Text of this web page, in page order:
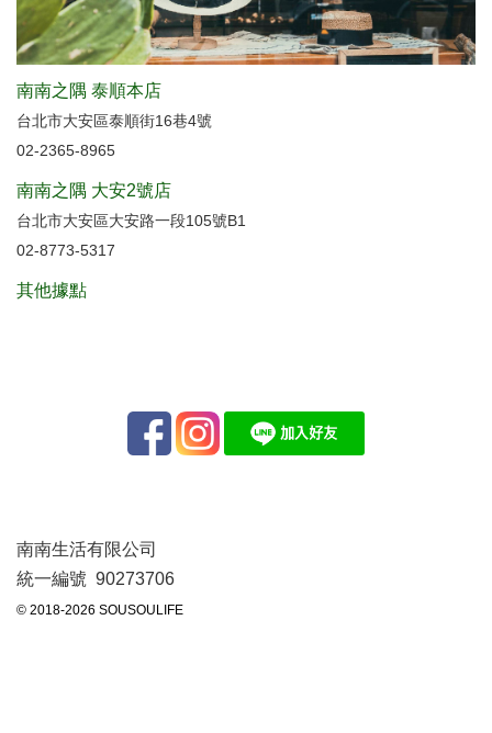
南南之隅 泰順本店
台北市大安區泰順街16巷4號
02-2365-8965
南南之隅 大安2號店
台北市大安區大安路一段105號B1
02-8773-5317
其他據點
南南生活有限公司
統一編號 90273706
© 2018-2026 SOUSOULIFE